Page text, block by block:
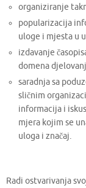
organiziranje
popularizacija
uloge i mjesta u
izdavanje
domena
saradnja sa
sličnim
informacija i
mjera kojim se
uloga i značaj.
Radi ostvarivanja